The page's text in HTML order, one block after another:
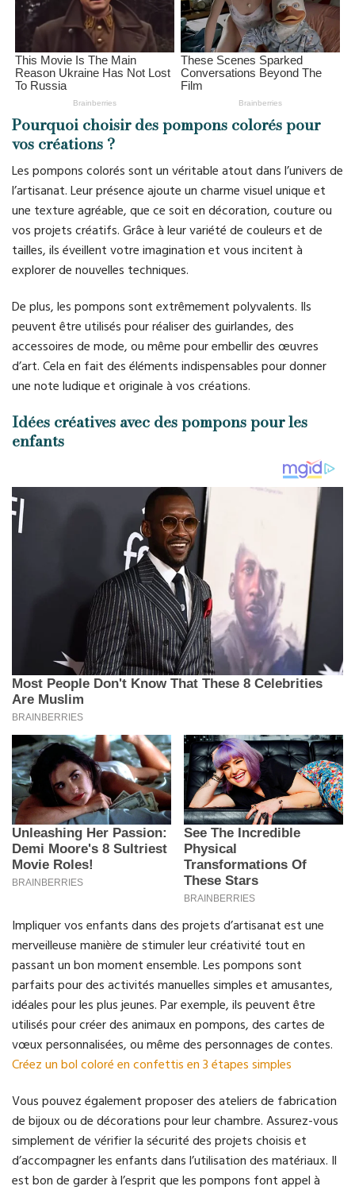
Pourquoi choisir des pompons colorés pour
vos créations ?
Les pompons colorés sont un véritable atout dans l’univers de
l’artisanat. Leur présence ajoute un charme visuel unique et
une texture agréable, que ce soit en décoration, couture ou
vos projets créatifs. Grâce à leur variété de couleurs et de
tailles, ils éveillent votre imagination et vous incitent à
explorer de nouvelles techniques.
De plus, les pompons sont extrêmement polyvalents. Ils
peuvent être utilisés pour réaliser des guirlandes, des
accessoires de mode, ou même pour embellir des œuvres
d’art. Cela en fait des éléments indispensables pour donner
une note ludique et originale à vos créations.
Idées créatives avec des pompons pour les
enfants
Impliquer vos enfants dans des projets d’artisanat est une
merveilleuse manière de stimuler leur créativité tout en
passant un bon moment ensemble. Les pompons sont
parfaits pour des activités manuelles simples et amusantes,
idéales pour les plus jeunes. Par exemple, ils peuvent être
utilisés pour créer des animaux en pompons, des cartes de
vœux personnalisées, ou même des personnages de contes.
Créez un bol coloré en confettis en 3 étapes simples
Vous pouvez également proposer des ateliers de fabrication
de bijoux ou de décorations pour leur chambre. Assurez-vous
simplement de vérifier la sécurité des projets choisis et
d’accompagner les enfants dans l’utilisation des matériaux. Il
est bon de garder à l’esprit que les pompons font appel à